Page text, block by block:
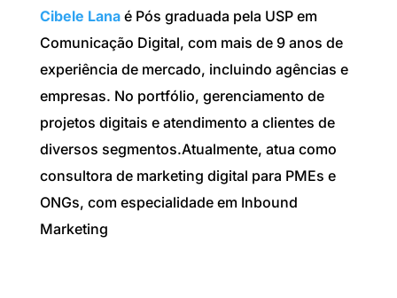
Cibele Lanaé Pós graduada pela USP em
Comunicação Digital, com mais de 9 anos de
experiência de mercado, incluindo agências e
empresas. No portfólio, gerenciamento de
projetos digitais e atendimento a clientes de
diversos segmentos.Atualmente, atua como
consultora de marketing digital para PMEs e
ONGs, com especialidade em Inbound
Marketing